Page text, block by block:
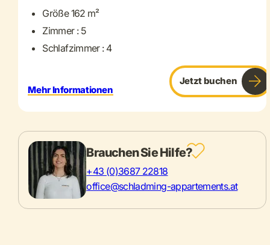
Größe 162 m²
Zimmer : 5
Schlafzimmer : 4
Mehr Informationen
Jetzt buchen
Brauchen Sie Hilfe?
+43 (0)3687 22818
office@schladming-appartements.at